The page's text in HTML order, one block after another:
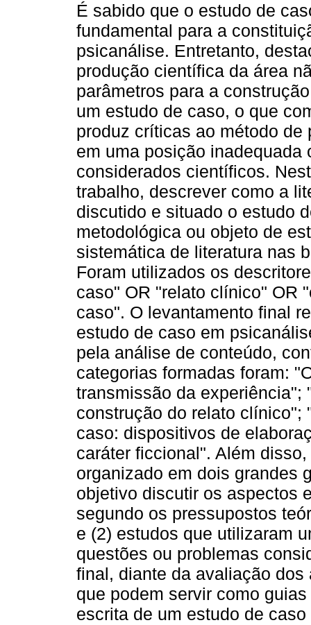
É sabido que o estudo de
fundamental para a
psicanálise. Entretanto,
produção científica da área
parâmetros para a
um estudo de caso, o que
produz críticas ao método
em uma posição inadequada
considerados científicos.
trabalho, descrever como a
discutido e situado o estudo
metodológica ou objeto de
sistemática de literatura nas
Foram utilizados os
caso" OR "relato clínico" OR
caso". O levantamento final
estudo de caso em
pela análise de conteúdo,
categorias formadas foram:
transmissão da experiência";
construção do relato
caso: dispositivos de
caráter ficcional". Além
organizado em dois grandes
objetivo discutir os aspectos
segundo os pressupostos
e (2) estudos que utilizaram
questões ou problemas
final, diante da avaliação
que podem servir como
escrita de um estudo de